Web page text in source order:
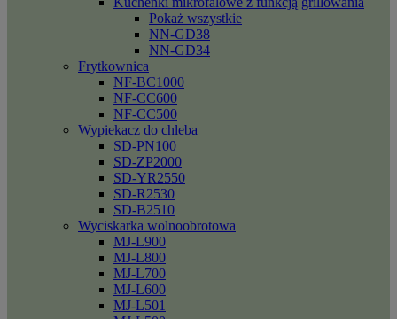
Pokaż wszystkie
NN-GD38
NN-GD34
Frytkownica
NF-BC1000
NF-CC600
NF-CC500
Wypiekacz do chleba
SD-PN100
SD-ZP2000
SD-YR2550
SD-R2530
SD-B2510
Wyciskarka wolnoobrotowa
MJ-L900
MJ-L800
MJ-L700
MJ-L600
MJ-L501